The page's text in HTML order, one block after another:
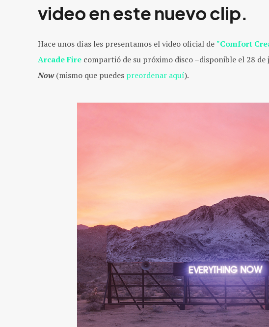
video en este nuevo clip.
Hace unos días les presentamos el video oficial de "Comfort
Arcade Fire compartió de su próximo disco –disponible el 28 de
Now(mismo que puedes preordenar aquí).